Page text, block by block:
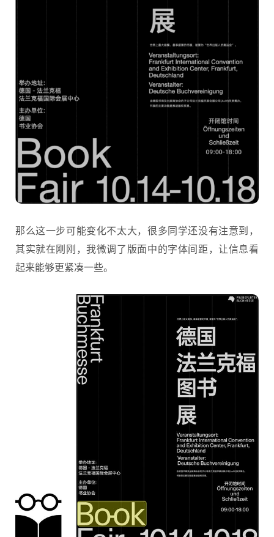
那么这一步可能变化不太大，很多同学还没有注意到，
其实就在刚刚，我微调了版面中的字体间距，让信息看
起来能够更紧凑一些。